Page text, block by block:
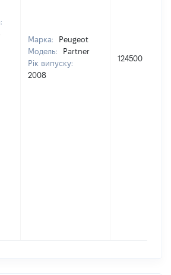
Марка:
Peugeot
Модель:
Partner
Рік випуску:
2008
124500